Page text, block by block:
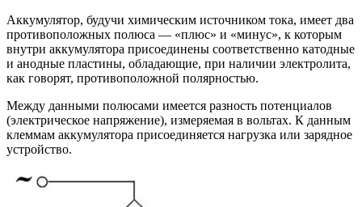
Аккумулятор, будучи химическим источником тока, имеет два
противоположных полюса — «плюс» и «минус», к которым
внутри аккумулятора присоединены соответственно катодные
и анодные пластины, обладающие, при наличии электролита,
как говорят, противоположной полярностью.
Между данными полюсами имеется разность потенциалов
(электрическое напряжение), измеряемая в вольтах. К данным
клеммам аккумулятора присоединяется нагрузка или зарядное
устройство.